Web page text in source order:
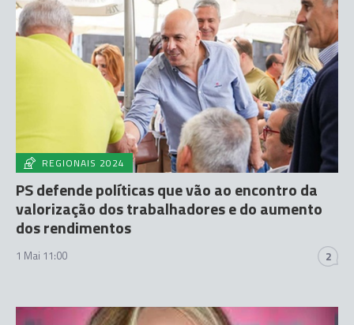
REGIONAIS 2024
PS defende políticas que vão ao encontro da
valorização dos trabalhadores e do aumento
dos rendimentos
1 Mai 11:00 2